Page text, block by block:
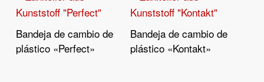
Leer Más
Bandeja de cambio de
plástico «Perfect»
Leer Más
Bandeja de cambio de
plástico «Kontakt»